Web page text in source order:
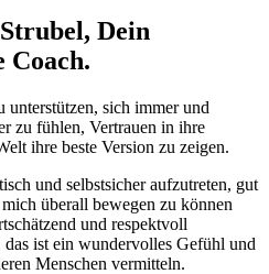
Dein
Coach.
unterstützen, sich immer und
zu fühlen, Vertrauen in ihre
ihre beste Version zu zeigen.
und selbstsicher aufzutreten, gut
überall bewegen zu können
und respektvoll
ist ein wundervolles Gefühl und
Menschen vermitteln.